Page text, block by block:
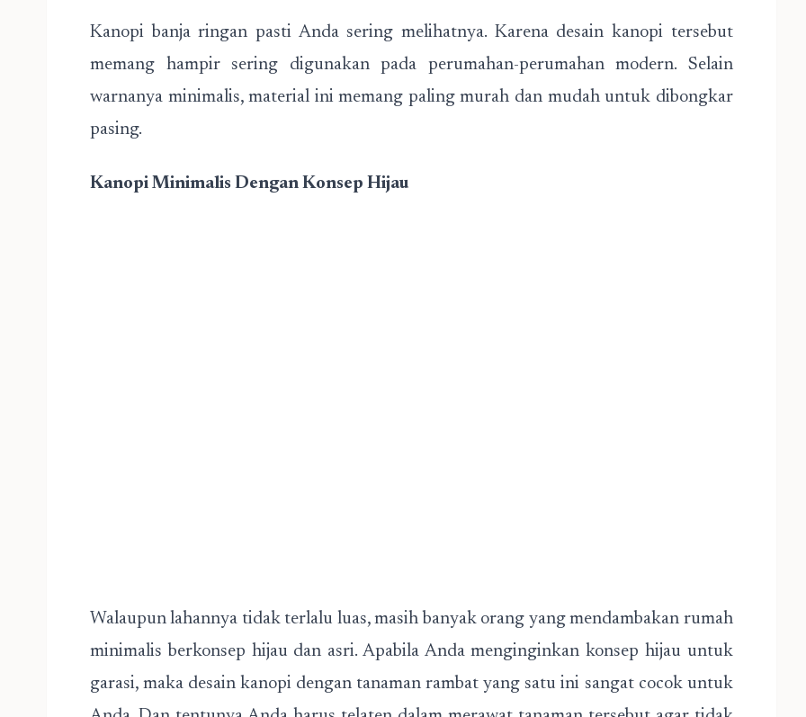
Kanopi banja ringan pasti Anda sering melihatnya. Karena desain kanopi tersebut
memang hampir sering digunakan pada perumahan-perumahan modern. Selain
warnanya minimalis, material ini memang paling murah dan mudah untuk dibongkar
pasing.
Kanopi Minimalis Dengan Konsep Hijau
Walaupun lahannya tidak terlalu luas, masih banyak orang yang mendambakan rumah
minimalis berkonsep hijau dan asri. Apabila Anda menginginkan konsep hijau untuk
garasi, maka desain kanopi dengan tanaman rambat yang satu ini sangat cocok untuk